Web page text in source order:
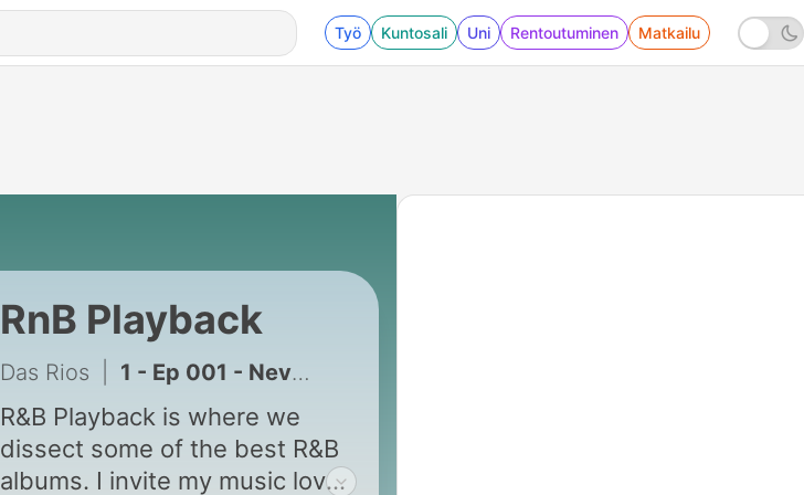
Työ Kuntosali Uni Rentoutuminen Matkailu
RnB Playback
Das Rios 1 - Ep 001 - Never Say Never - Brandy
R&B Playback is where we
dissect some of the best R&B
albums. I invite my music lover